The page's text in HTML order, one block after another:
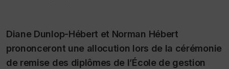
Diane Dunlop-Hébert et Norman Hébert
prononceront une allocution lors de la cérémonie
de remise des diplômes de l’École de gestion